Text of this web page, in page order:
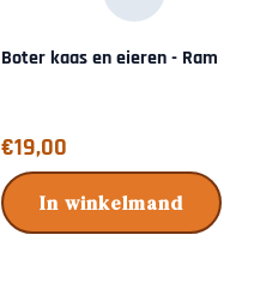
Boter kaas en eieren - Ram
Prijs: 19,00
€19,00
In winkelmand